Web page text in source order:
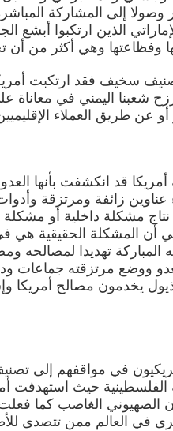
وصولا إلى المشاركة
الذين ارتكبوا أبشع
وفظاعتها وهي أكثر من
سخيف فقد ارتكبت
شعبنا اليمني في معاناة
عن طريق العملاء
قد انكشفت بأنها
زائفة ومرتزقة
نتاج مشكلة داخلية أو
أن المشكلة الحقيقية هي
المباركة تهديدا لمصالحه
ووضع مرتزقته جماعات
يخدمون مصالح أمريكا
في مواقفهم إلى
الفلسطينية حيث استهدفت
الصهيوني الغاصب كما
في العالم ممن تتصدى